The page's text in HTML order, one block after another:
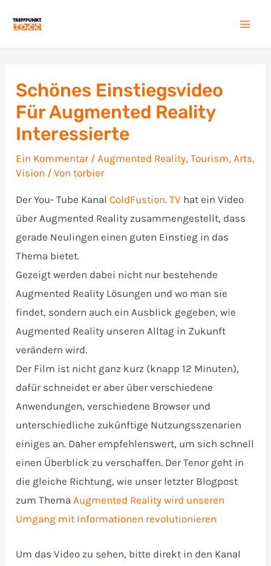
Inhalt
Schönes Einstiegsvideo
Für Augmented Reality
Interessierte
Ein Kommentar /Augmented Reality,Tourism, Arts,
Vision / Vontorbier
Der You- Tube KanalColdFustion. TV hat ein Video
über Augmented Reality zusammengestellt, dass
gerade Neulingen einen guten Einstieg in das
Thema bietet.
Gezeigt werden dabei nicht nur bestehende
Augmented Reality Lösungen und wo man sie
findet, sondern auch ein Ausblick gegeben, wie
Augmented Reality unseren Alltag in Zukunft
verändern wird.
Der Film ist nicht ganz kurz (knapp 12 Minuten),
dafür schneidet er aber über verschiedene
Anwendungen, verschiedene Browser und
unterschiedliche zukünftige Nutzungsszenarien
einiges an. Daher empfehlenswert, um sich schnell
einen Überblick zu verschaffen. Der Tenor geht in
die gleiche Richtung, wie unser letzter Blogpost
zum ThemaAugmented Reality wird unseren
Umgang mit Informationen revolutionieren
Um das Video zu sehen, bitte direkt in den Kanal